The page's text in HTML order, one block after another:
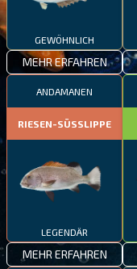
GEWÖHNLICH
MEHR ERFAHREN
ANDAMANEN
RIESEN-SÜSSLIPPE
LEGENDÄR
MEHR ERFAHREN